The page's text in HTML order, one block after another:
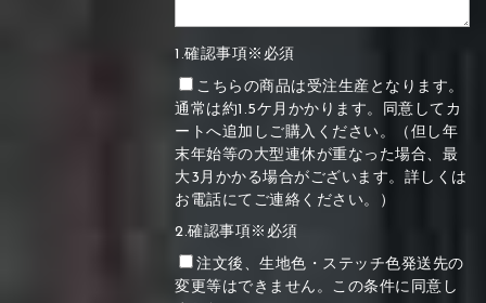
1.確認事項※必須
こちらの商品は受注生産となります。
通常は約1.5ケ月かかります。同意してカ
ートへ追加しご購入ください。（但し年
末年始等の大型連休が重なった場合、最
大3月かかる場合がございます。詳しくは
お電話にてご連絡ください。）
2.確認事項※必須
注文後、生地色・ステッチ色発送先の
変更等はできません。この条件に同意し